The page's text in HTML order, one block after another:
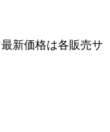
新価格は各販売サ